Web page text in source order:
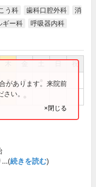
う科 歯科口腔外科
消
ギー科 呼吸器内科
祝
● ●
があります。来院前
い。
×閉じる
...(続きを読む)